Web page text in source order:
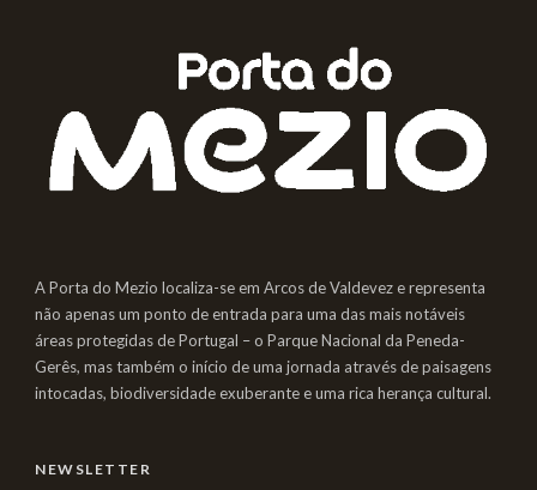
A Porta do Mezio localiza-se em Arcos de Valdevez e representa
não apenas um ponto de entrada para uma das mais notáveis
áreas protegidas de Portugal – o Parque Nacional da Peneda-
Gerês, mas também o início de uma jornada através de paisagens
intocadas, biodiversidade exuberante e uma rica herança cultural.
NEWSLETTER